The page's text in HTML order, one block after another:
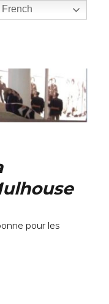
pour les
French